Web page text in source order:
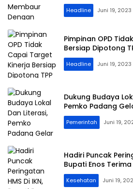
Headline Juni 19, 2023
Pimpinan OPD
Bersiap Dipotong
Headline Juni 19, 2023
Dukung Budaya
Pemko Padang
Pemerintah Juni 19,
Hadiri Puncak
Bupati Enos
Kesehatan Juni 19,